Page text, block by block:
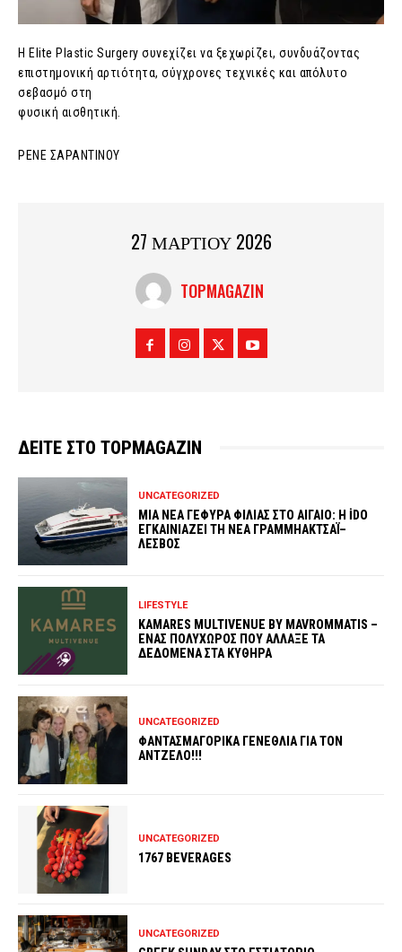
Η Elite Plastic Surgery συνεχίζει να ξεχωρίζει, συνδυάζοντας
επιστημονική αρτιότητα, σύγχρονες τεχνικές και απόλυτο
σεβασμό στη
φυσική αισθητική.
ΡΕΝΕ ΣΑΡΑΝΤΙΝΟΥ
27 ΜΑΡΤΙΟΥ 2026
TOPMAGAZIN
ΔΕΙΤΕ ΣΤΟ TOPMAGAZIN
UNCATEGORIZED
ΜΙΑ ΝΕΑ ΓΕΦΥΡΑ ΦΙΛΙΑΣ ΣΤΟ ΑΙΓΑΙΟ: Η İDO
ΕΓΚΑΙΝΙΑΖΕΙ ΤΗ ΝΕΑ ΓΡΑΜΜΗΑΚΤΣΑΪ–
ΛΕΣΒΟΣ
LIFESTYLE
KAMARES MULTIVENUE BY MAVROMMATIS –
ΕΝΑΣ ΠΟΛΥΧΩΡΟΣ ΠΟΥ ΑΛΛΑΞΕ ΤΑ
ΔΕΔΟΜΕΝΑ ΣΤΑ ΚΥΘΗΡΑ
UNCATEGORIZED
ΦΑΝΤΑΣΜΑΓΟΡΙΚΑ ΓΕΝΕΘΛΙΑ ΓΙΑ ΤΟΝ
ΑΝΤΖΕΛΟ!!!
UNCATEGORIZED
1767 BEVERAGES
UNCATEGORIZED